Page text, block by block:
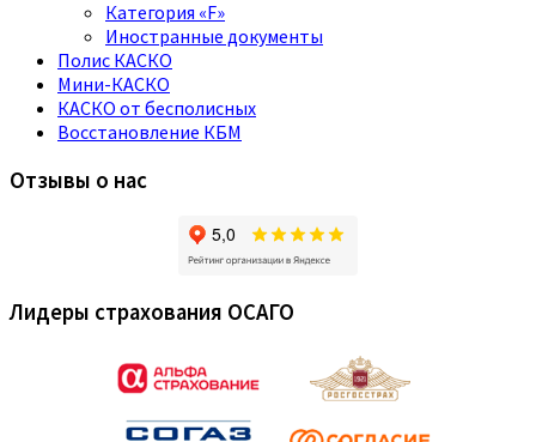
Категория «F»
Иностранные документы
Полис КАСКО
Мини-КАСКО
КАСКО от бесполисных
Восстановление КБМ
Отзывы о нас
Лидеры страхования ОСАГО